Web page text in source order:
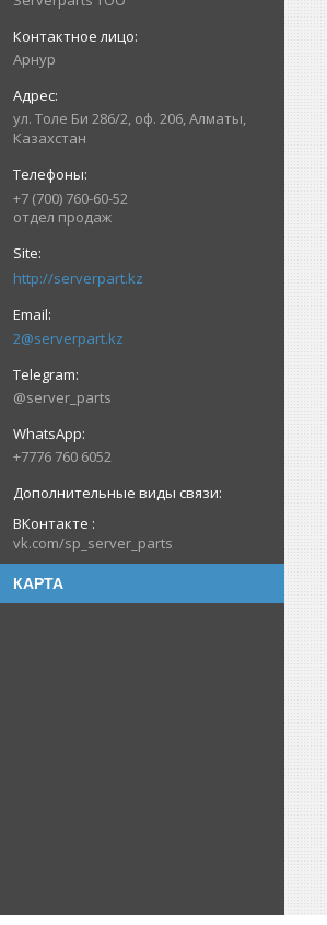
Арнур
ул. Толе Би 286/2, оф. 206, Алматы,
Казахстан
+7 (700) 760-60-52
отдел продаж
http://serverpart.kz
2@serverpart.kz
@server_parts
+7776 760 6052
ВКонтакте
vk.com/sp_server_parts
КАРТА